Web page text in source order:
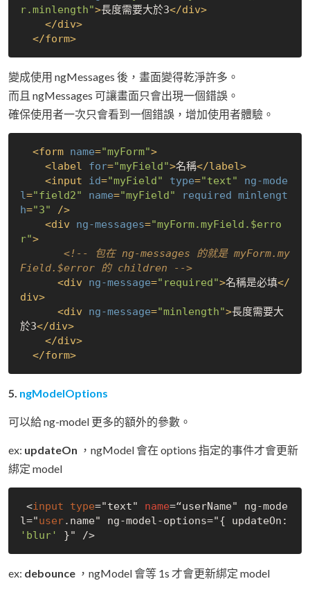
r.minlength">長度需要大於3</div>
</div>
</form>
變成使用 ngMessages 後，畫面變得乾淨許多。
而且 ngMessages 可讓畫面只會出現一個錯誤。
確保使用者一次只會看到一個錯誤，增加使用者體驗。
<form name="myForm">
<label for="myField">名稱</label>
<input id="myField" type="text"
ng-mode
l="field2" name="myField" required minlengt
h="3" />
<div ng-messages="myForm.myField.$erro
r">
<!-- 包在 ng-messages 的就是 myForm.my
Field.$error 的 children -->
<div ng-message="required">名稱是必填</
div>
<div ng-message="minlength">長度需要大
於3</div>
</div>
</form>
5. ngModelOptions
可以給 ng-model 更多的額外的參數。
ex: updateOn ，ngModel 會在 options 指定的事件才會更新
綁定 model
<input type="text" name=“userName" ng-mode
l="user
'blur'
}" />
ex: debounce ，ngModel 會等 1s 才會更新綁定 model